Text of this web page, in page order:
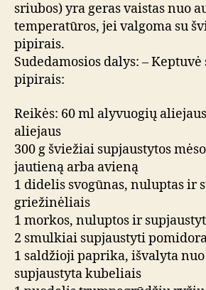
sriubos) yra geras vaistas nuo
temperatūros, jei valgoma su
pipirais.
Sudedamosios dalys: –
pipirais:
Reikės: 60 ml alyvuogių
aliejaus
300 g šviežiai supjaustytos
jautieną arba avieną
1 didelis svogūnas, nuluptas ir
griežinėliais
1 morkos, nuluptos ir
2 smulkiai supjaustyti
1 saldžioji paprika, išvalyta
supjaustyta kubeliais